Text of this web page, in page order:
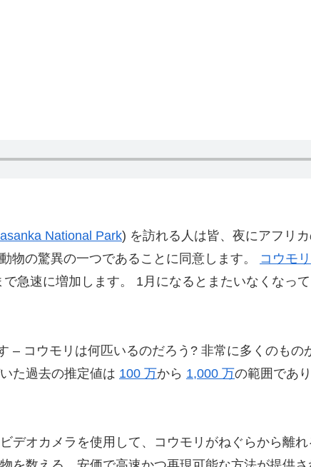
National Park) を訪れる人は皆、夜にアフリ
物の驚異の一つであることに同意します。 コウモリ
急速に増加します。 1月になるとまたいなくなっ
– コウモリは何匹いるのだろう? 非常に多くのもの
た過去の推定値は 100 万から 1,000 万の範囲であ
デオカメラを使用して、コウモリがねぐらから離れ